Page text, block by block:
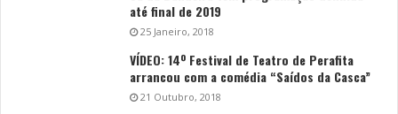
até final de 2019
25 Janeiro, 2018
VÍDEO: 14º Festival de Teatro de Perafita
arrancou com a comédia “Saídos da Casca”
21 Outubro, 2018